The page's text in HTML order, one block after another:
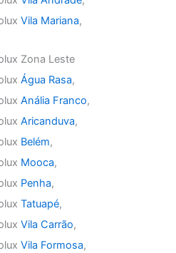
Vila Mariana,
Zona Leste
Água Rasa,
Anália Franco,
Aricanduva,
Belém,
Mooca,
Penha,
Tatuapé,
Vila Carrão,
Vila Formosa,